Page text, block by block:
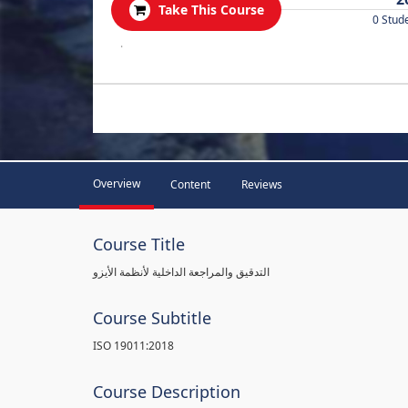
Take This Course
0
.
Overview Content Reviews
Course Title
التدقيق والمراجعة الداخلية لأنظمة الأيزو
Course Subtitle
ISO 19011:2018
Course Description